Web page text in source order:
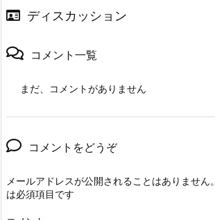
ディスカッション
コメント一覧
まだ、コメントがありません
コメントをどうぞ
メールアドレスが公開されることはありません。
は必須項目です